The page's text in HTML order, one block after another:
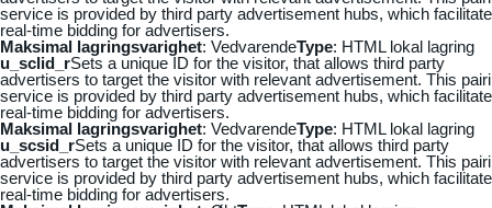
service is provided by third party advertisement hubs, which
real-time bidding for advertisers.
Maksimal lagringsvarighet: VedvarendeType: HTML lokal lagring
u_sclid_rSets a unique ID for the visitor, that allows third party
advertisers to target the visitor with relevant advertisement. This
service is provided by third party advertisement hubs, which
real-time bidding for advertisers.
Maksimal lagringsvarighet: VedvarendeType: HTML lokal lagring
u_scsid_rSets a unique ID for the visitor, that allows third party
advertisers to target the visitor with relevant advertisement. This
service is provided by third party advertisement hubs, which
real-time bidding for advertisers.